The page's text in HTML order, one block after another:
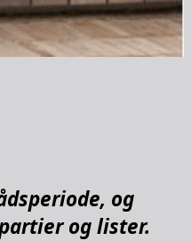
og
og lister.